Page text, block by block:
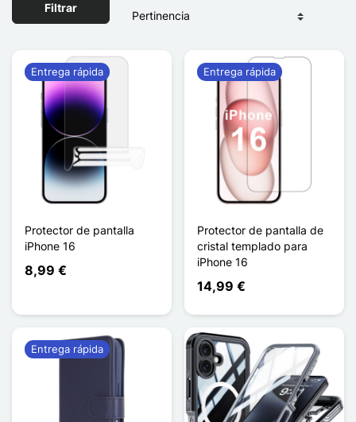
Filtrar
Protector de pantalla
iPhone 16
8,99 €
Entrega rápida
Protector de pantalla de
cristal templado para
iPhone 16
14,99 €
Entrega rápida
Entrega rápida